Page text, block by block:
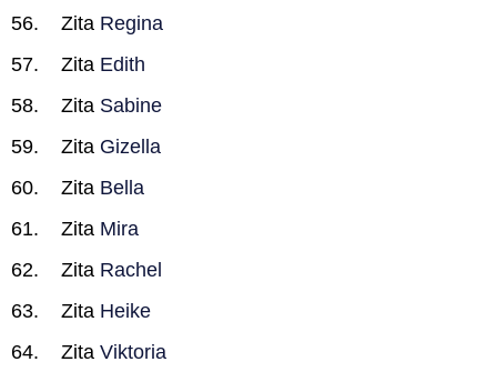
Zita Regina
Zita Edith
Zita Sabine
Zita Gizella
Zita Bella
Zita Mira
Zita Rachel
Zita Heike
Zita Viktoria